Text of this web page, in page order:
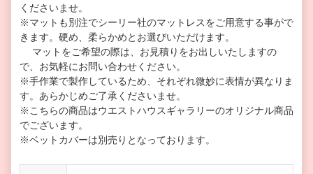
くださいませ。
※マットも別注でシーリー社のマットレスをご用意する事がで
きます。硬め、柔らかめとお選びいただけます。
マットをご希望の際は、お見積りをお出しいたしますの
で、お気軽にお問い合わせください。
※手作業で製作しているため、それぞれ微妙に表情が異なりま
す。あらかじめご了承くださいませ。
※こちらの商品はウエストハウスギャラリーのオリジナル商品
でございます。
※ベットカバーは別売りとなっております。